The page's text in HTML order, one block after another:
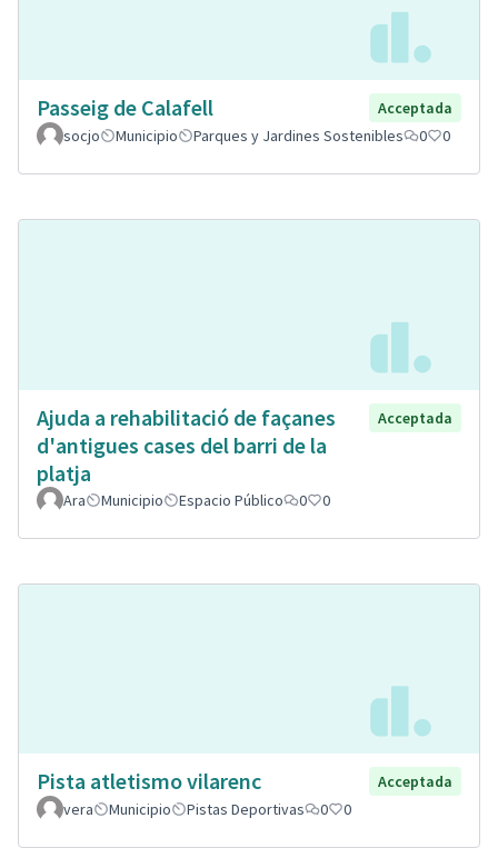
Passeig de Calafell
Acceptada
socjo
Municipio Parques y Jardines Sostenibles 0 0
Ajuda a rehabilitació de façanes
d'antigues cases del barri de la
platja
Acceptada
Ara Municipio Espacio Público 0 0
Pista atletismo vilarenc
Acceptada
vera
Municipio Pistas Deportivas 0 0